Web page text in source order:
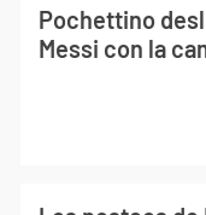
Pochettino
Messi con la